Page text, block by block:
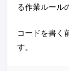
る作業ルール
コードを書く
す。